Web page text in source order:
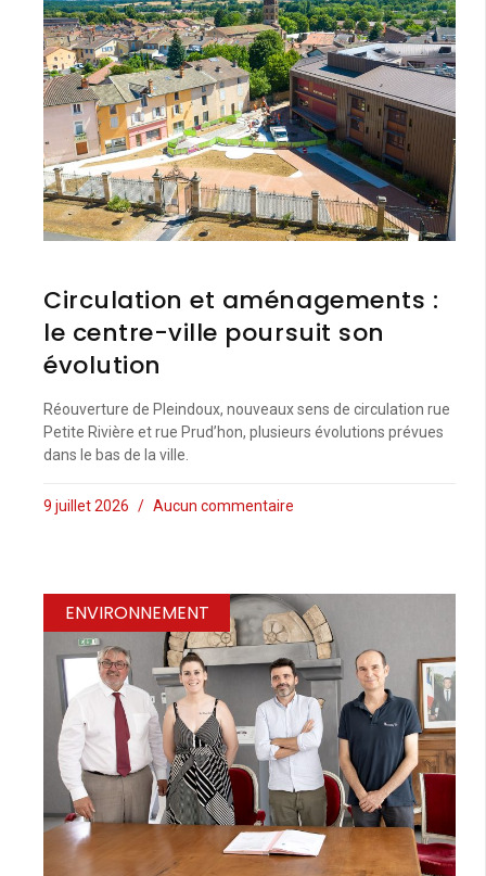
Circulation et aménagements :
le centre-ville poursuit son
évolution
Réouverture de Pleindoux, nouveaux sens de circulation rue
Petite Rivière et rue Prud’hon, plusieurs évolutions prévues
dans le bas de la ville.
9 juillet 2026 Aucun commentaire
ENVIRONNEMENT